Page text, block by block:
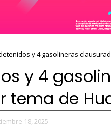
y 4 gasolineras
y 4
tema de
18, 2025